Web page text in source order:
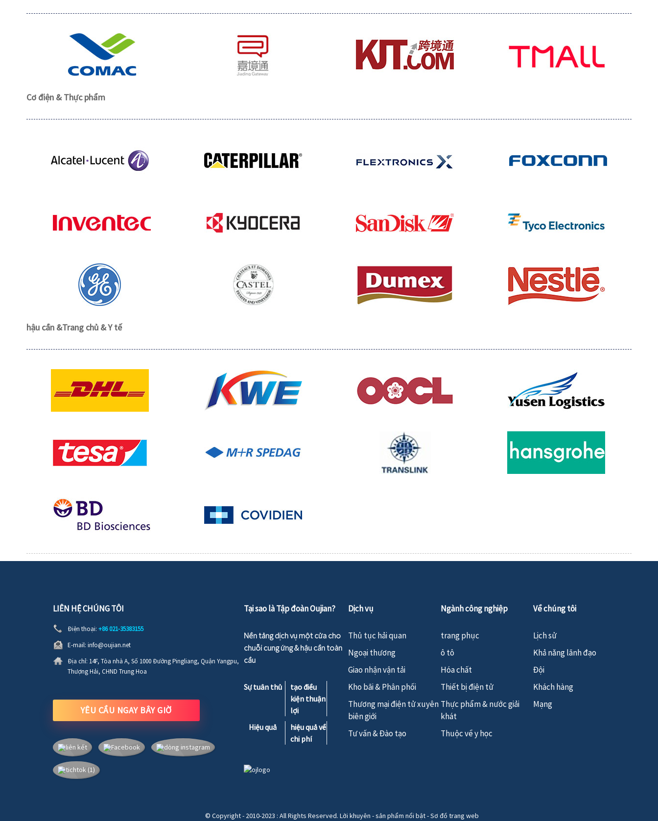
Cơ điện & Thực phẩm
hậu cần &Trang chủ & Y tế
LIÊN HỆ CHÚNG TÔI
Điện thoại: +86 021-35383155
E-mail: info@oujian.net
Địa chỉ: 14F, Tòa nhà A, Số 1000 Đường Pingliang, Quận Yangpu,
Thượng Hải, CHND Trung Hoa
YÊU CẦU NGAY BÂY GIỜ
Tại sao là Tập đoàn Oujian?
Nền tảng dịch vụ một cửa cho
chuỗi cung ứng & hậu cần toàn
cầu
Sự tuân thủ
tạo điều
kiện thuận
lợi
Hiệu quả
hiệu quả về
chi phí
Dịch vụ
Thủ tục hải quan
Ngoại thương
Giao nhận vận tải
Kho bãi & Phân phối
Thương mại điện tử xuyên
biên giới
Tư vấn & Đào tạo
Ngành công nghiệp
trang phục
ô tô
Hóa chất
Thiết bị điện tử
Thực phẩm & nước giải
khát
Thuộc về y học
Về chúng tôi
Lịch sử
Khả năng lãnh đạo
Đội
Khách hàng
Mạng
© Copyright - 2010-2023 : All Rights Reserved. Lời khuyên -sản phẩm nổi bật-Sơ đồ trang web